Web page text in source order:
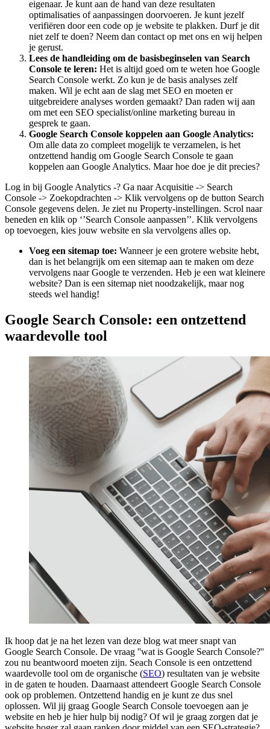
eigenaar. Je kunt aan de hand van deze resultaten
optimalisaties of aanpassingen doorvoeren. Je kunt jezelf
verifiëren door een code op je website te plakken. Durf je dit
niet zelf te doen? Neem dan contact op met ons en wij helpen
je gerust.
Lees de handleiding om de basisbeginselen van Search
Console te leren: Het is altijd goed om te weten hoe Google
Search Console werkt. Zo kun je de basis analyses zelf
maken. Wil je echt aan de slag met SEO en moeten er
uitgebreidere analyses worden gemaakt? Dan raden wij aan
om met een SEO specialist/online marketing bureau in
gesprek te gaan.
Google Search Console koppelen aan Google Analytics:
Om alle data zo compleet mogelijk te verzamelen, is het
ontzettend handig om Google Search Console te gaan
koppelen aan Google Analytics. Maar hoe doe je dit precies?
Log in bij Google Analytics -? Ga naar Acquisitie -> Search
Console -> Zoekopdrachten -> Klik vervolgens op de button Search
Console gegevens delen. Je ziet nu Property-instellingen. Scrol naar
beneden en klik op ‘’Search Console aanpassen’’. Klik vervolgens
op toevoegen, kies jouw website en sla vervolgens alles op.
Voeg een sitemap toe: Wanneer je een grotere website hebt,
dan is het belangrijk om een sitemap aan te maken om deze
vervolgens naar Google te verzenden. Heb je een wat kleinere
website? Dan is een sitemap niet noodzakelijk, maar nog
steeds wel handig!
Google Search Console: een ontzettend
waardevolle tool
Ik hoop dat je na het lezen van deze blog wat meer snapt van
Google Search Console. De vraag ''wat is Google Search Console?''
zou nu beantwoord moeten zijn. Seach Console is een ontzettend
waardevolle tool om de organische (SEO) resultaten van je website
in de gaten te houden. Daarnaast attendeert Google Search Console
ook op problemen. Ontzettend handig en je kunt ze dus snel
oplossen. Wil jij graag Google Search Console toevoegen aan je
website en heb je hier hulp bij nodig? Of wil je graag zorgen dat je